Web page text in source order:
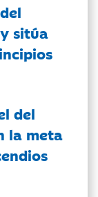
sitúa
del
la meta